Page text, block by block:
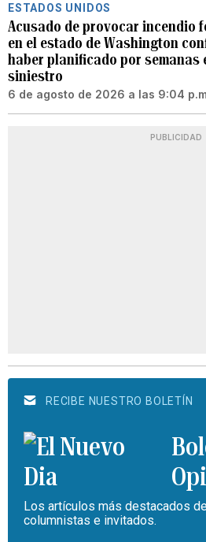
ESTADOS UNIDOS
Acusado de provocar incendio
en el estado de Washington
haber planificado por semanas
siniestro
6 de agosto de 2026 a las 9:04
PUBLICIDAD
RECIBE NUESTRO BOLETÍN
Los artículos más destacados
columnistas e invitados.